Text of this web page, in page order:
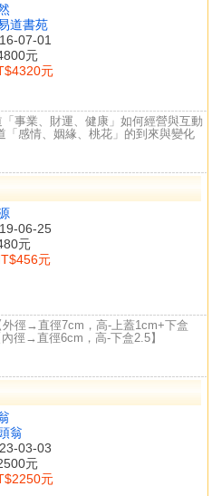
道書苑
07-01
元
元
事業、財運、健康」如何經營與互動
「感情、姻緣、桃花」的到來與變化
06-25
元
元
外徑→直徑7cm，高-上蓋1cm+下盒
徑→直徑6cm，高-下盒2.5】
翁
03-03
元
元